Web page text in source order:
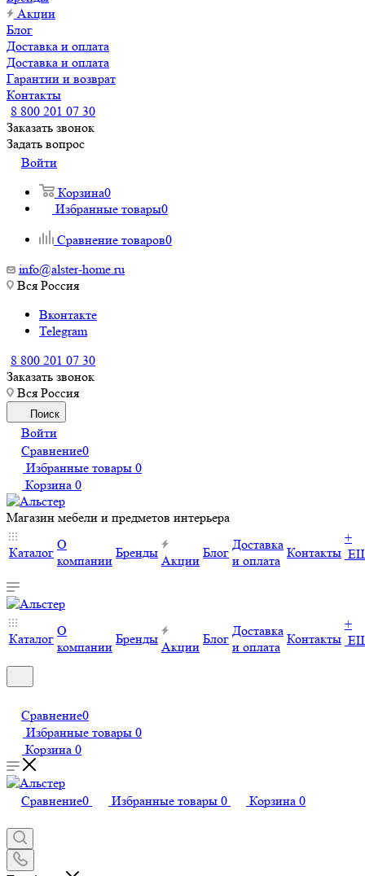
Акции
Блог
Доставка и оплата
Доставка и оплата
Гарантии и возврат
Контакты
8 800 201 07 30
Заказать звонок
Задать вопрос
Войти
Корзина0
Избранные товары0
Сравнение товаров0
info@alster-home.ru
Вся Россия
Вконтакте
Telegram
8 800 201 07 30
Заказать звонок
Вся Россия
Поиск
Войти
Сравнение0
Избранные товары 0
Корзина 0
Магазин мебели и предметов интерьера
Каталог
О
компании
Бренды
Акции
Блог
Доставка
и оплата
Контакты
+
Каталог
О
компании
Бренды
Акции
Блог
Доставка
и оплата
Контакты
+
Сравнение0
Избранные товары 0
Корзина 0
Сравнение0 Избранные товары 0 Корзина 0